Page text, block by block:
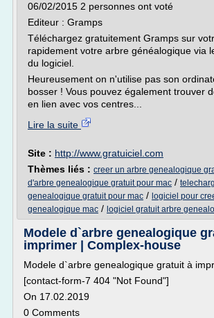
06/02/2015 2 personnes ont voté
Editeur : Gramps
Téléchargez gratuitement Gramps sur
rapidement votre arbre généalogique via
du logiciel.
Heureusement on n'utilise pas son
bosser ! Vous pouvez également trouver
en lien avec vos centres...
Lire la suite
Site : http://www.gratuiciel.com
Thèmes liés : creer un arbre genealogique
d'arbre genealogique gratuit pour mac /
genealogique gratuit pour mac / logiciel pour
genealogique mac / logiciel gratuit arbre
Modele d`arbre genealogique
imprimer | Complex-house
Modele d`arbre genealogique gratuit à
[contact-form-7 404 "Not Found"]
On 17.02.2019
0 Comments